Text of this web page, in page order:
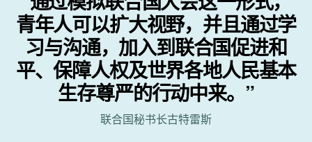
青年人可以扩大视野，并且通过学
习与沟通，加入到联合国促进和
平、保障人权及世界各地人民基本
生存尊严的行动中来。”
联合国秘书长古特雷斯